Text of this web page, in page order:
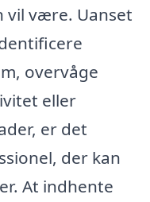
vil være. Uanset
overvåge
eller
er det
der kan
At indhente